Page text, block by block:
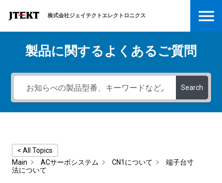
株式会社ジェイテクトエレクトロニクス
製品に関するよくあるご質問
Search
< All Topics
Main
ACサーボシステム CN1について
端子台寸
法について